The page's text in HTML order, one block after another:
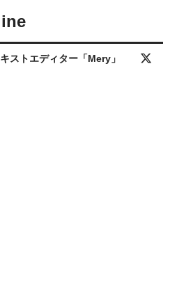
ストエディター「Mery」